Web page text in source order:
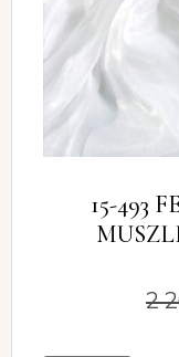
15-493
2